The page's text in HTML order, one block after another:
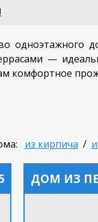
—
комфортное
из кирпича /
ДОМ ИЗ